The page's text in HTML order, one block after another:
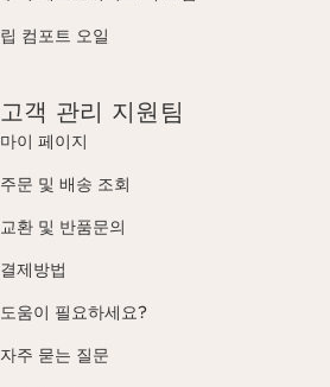
립 컴포트 오일
고객 관리 지원팀
마이 페이지
주문 및 배송 조회
교환 및 반품문의
결제방법
도움이 필요하세요?
자주 묻는 질문